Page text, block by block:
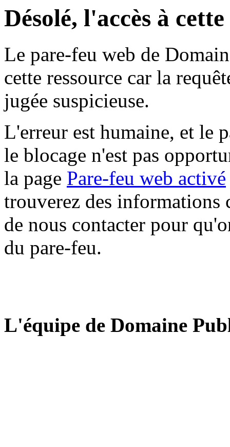
Désolé, l'accès à
Le pare-feu web de
cette ressource car la
jugée suspicieuse.
L'erreur est humaine, et le
le blocage n'est pas
la page Pare-feu web activé
trouverez des informations
de nous contacter pour
du pare-feu.
L'équipe de Domaine